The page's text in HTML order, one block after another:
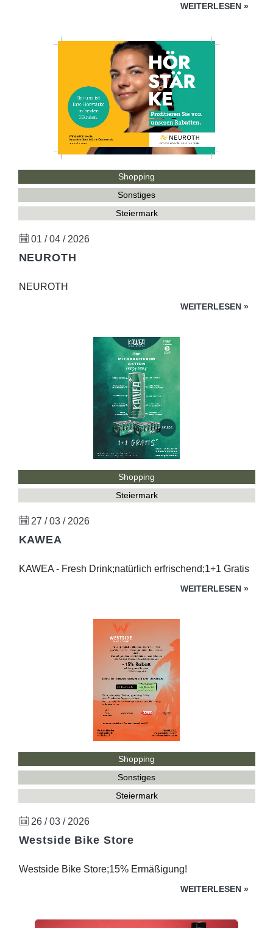
WEITERLESEN »
Shopping
Sonstiges
Steiermark
01 / 04 / 2026
NEUROTH
NEUROTH
WEITERLESEN »
Shopping
Steiermark
27 / 03 / 2026
KAWEA
KAWEA - Fresh Drink;natürlich erfrischend;1+1 Gratis
WEITERLESEN »
Shopping
Sonstiges
Steiermark
26 / 03 / 2026
Westside Bike Store
Westside Bike Store;15% Ermäßigung!
WEITERLESEN »